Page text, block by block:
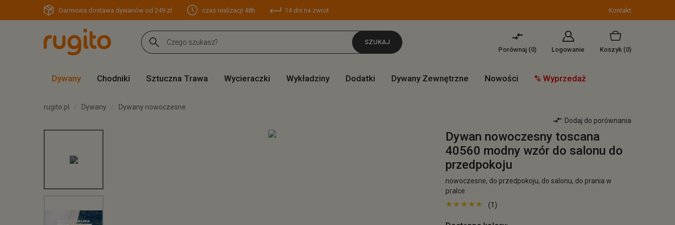
Darmowa dostawa dywanów od 249 zł czas realizacji 48h 14 dni na zwrot Kontakt
SZUKAJ
Porównaj (0) Logowanie Koszyk (0)
Dywany Chodniki Sztuczna Trawa Wycieraczki Wykładziny Dodatki Dywany Zewnętrzne Nowości % Wyprzedaż
rugito.pl Dywany
Dywany nowoczesne
Dodaj do porównania
Dywan nowoczesny toscana
40560 modny wzór do salonu do
przedpokoju
nowoczesne, do przedpokoju, do salonu, do prania w
pralce
(1)